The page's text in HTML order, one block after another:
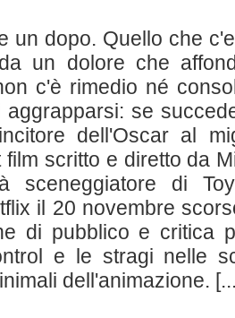
un dopo. Quello che
un dolore che
c'è rimedio né
aggrapparsi: se
dell'Oscar al
film scritto e diretto da
sceneggiatore di
il 20 novembre
di pubblico e critica
e le stragi nelle
dell'animazione.